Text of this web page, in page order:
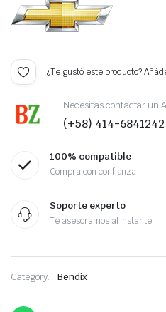
¿Te gustó este producto?
Necesitas contactar un
(+58) 414-6841242
100% compatible
Compra con confianza
Soporte experto
Te asesoramos al instante
Category: Bendix